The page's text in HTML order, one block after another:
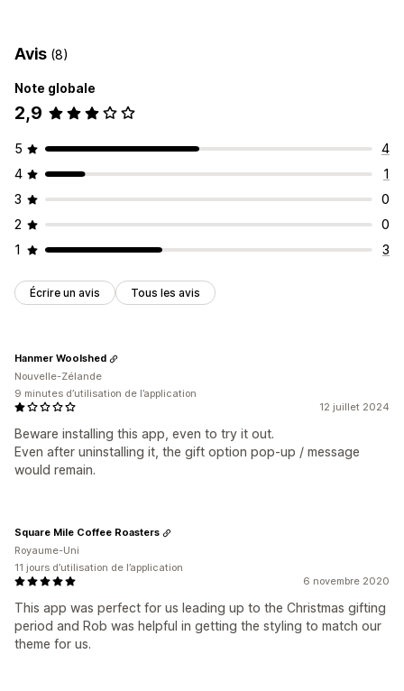
Reçus de cadeaux
Personnalisation
Balisage automatique
Avis (8)
Note globale
2,9
5
4
4
1
3
0
2
0
1
3
Écrire un avis Tous les avis
12 juillet 2024
Beware installing this app, even to try it out.
Even after uninstalling it, the gift option pop-up / message
would remain.
Hanmer Woolshed
Nouvelle-Zélande
9 minutes d’utilisation de l’application
6 novembre 2020
This app was perfect for us leading up to the Christmas gifting
period and Rob was helpful in getting the styling to match our
theme for us.
Square Mile Coffee Roasters
Royaume-Uni
11 jours d’utilisation de l’application